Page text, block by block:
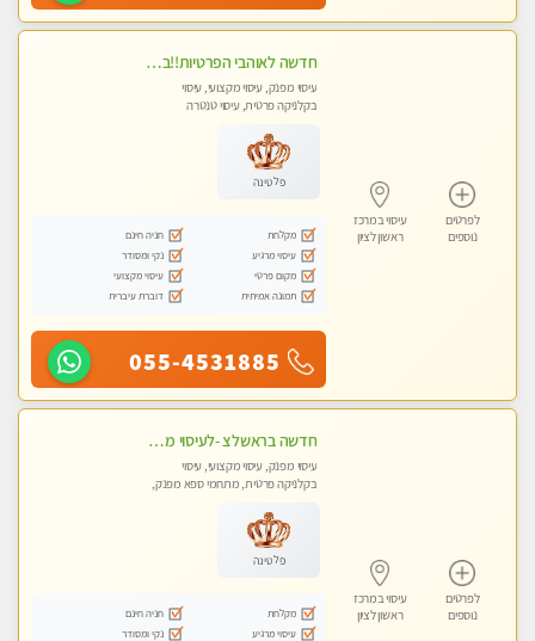
לפרטים
נוספים
עיסוי במרכז
ראשון לציון
חדשה לאוהבי הפרטיות!!בראשון לציון! מעסה vip מפנקת בקליניקה פרטית לחלוטין!!! לבד! לרציניים בלבד! מומלץ!
עיסוי מפנק, עיסוי מקצועי, עיסוי
בקלניקה פרטית, עיסוי טנטרה
פלטינה
מקלחת
חניה חינם
עיסוי מרגיע
נקי ומסודר
מקום פרטי
עיסוי מקצועי
תמונה אמיתית
דוברת עיברית
055-4531885
לפרטים
נוספים
עיסוי במרכז
ראשון לציון
חדשה בראשלצ -לעיסוי מקצועי ואיכותי מומלץ מאוד!! ממתינה לך מעסה פרטית-ללא מין !!
עיסוי מפנק, עיסוי מקצועי, עיסוי
בקלניקה פרטית, מתחמי ספא מפנק,
פלטינה
מקלחת
חניה חינם
עיסוי מרגיע
נקי ומסודר